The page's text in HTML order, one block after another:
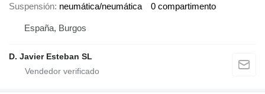
Suspensión neumática/neumática 0 compartimento
España, Burgos
D. Javier Esteban SL